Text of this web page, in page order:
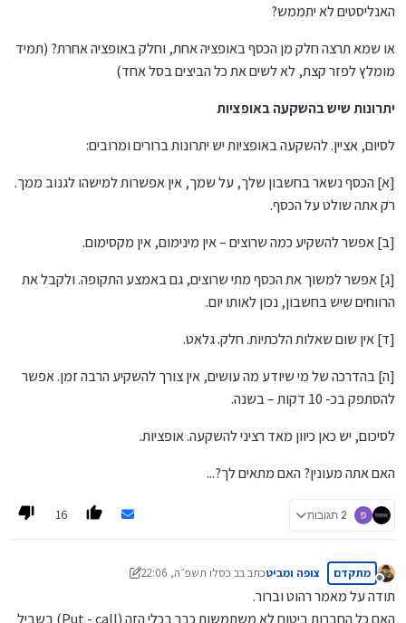
האנליסטים לא יתממש?
או שמא תרצה חלק מן הכסף באופציה אחת, וחלק באופציה אחרת? (תמיד
מומלץ לפזר קצת, לא לשים את כל הביצים בסל אחד)
יתרונות שיש בהשקעה באופציות
לסיום, אציין. להשקעה באופציות יש יתרונות ברורים ומרובים:
[א] הכסף נשאר בחשבון שלך, על שמך, אין אפשרות למישהו לגנוב ממך.
רק אתה שולט על הכסף.
[ב] אפשר להשקיע כמה שרוצים – אין מינימום, אין מקסימום.
[ג] אפשר למשוך את הכסף מתי שרוצים, גם באמצע התקופה. ולקבל את
הרווחים שיש בחשבון, נכון לאותו יום.
[ד] אין שום שאלות הלכתיות. חלק. גלאט.
[ה] בהדרכה של מי שיודע מה עושים, אין צורך להשקיע הרבה זמן. אפשר
להסתפק בכ- 10 דקות – בשנה.
לסיכום, יש כאן כיוון מאד רציני להשקעה. אופציות.
האם אתה מעונין? האם מתאים לך?...
2 תגובות 16
מנותק
מתקדם צופה ומביטכתב בב כסלו תשפ״ה, 22:06
נערך לאחרונה על ידי צופה ומביט
תודה על מאמר רהוט וברור.
האם כל החברות ביטוח לא משתמשות כבר בכלי הזה (Put - call) בשביל